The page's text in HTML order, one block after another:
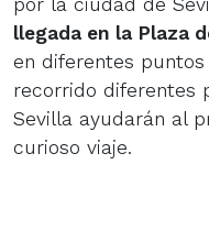
llegada en la Plaza
en diferentes
recorrido diferentes
Sevilla ayudarán al
curioso viaje.